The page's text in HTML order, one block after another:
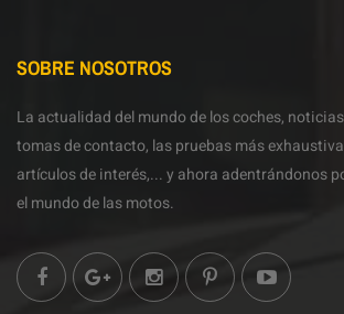
SOBRE NOSOTROS
La actualidad del mundo de los coches,
tomas de contacto, las pruebas más
artículos de interés,... y ahora adentrándonos
el mundo de las motos.